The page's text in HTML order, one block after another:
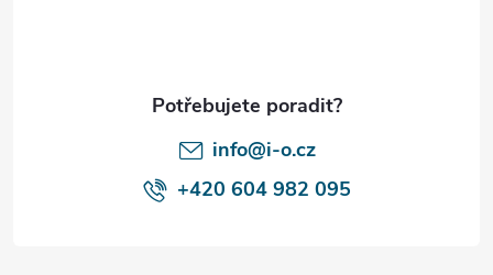
info@i-o.cz
+420 604 982 095